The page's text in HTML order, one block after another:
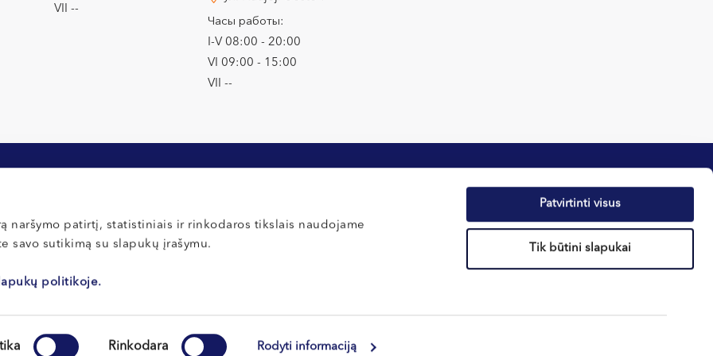
naršymo patirtį, statistiniais ir rinkodaros tikslais naudojame
savo sutikimą su slapukų įrašymu.
politikoje.
Rinkodara Rodyti informaciją
Patvirtinti visus
Tik būtini slapukai
VII --
Часы работы:
I-V 08:00 - 20:00
VI 09:00 - 15:00
VII --
Оплата и страхование
О здоровье